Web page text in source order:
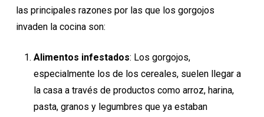
las principales razones por las que los gorgojos
invaden la cocina son:
Alimentos infestados: Los gorgojos,
especialmente los de los cereales, suelen llegar a
la casa a través de productos como arroz, harina,
pasta, granos y legumbres que ya estaban